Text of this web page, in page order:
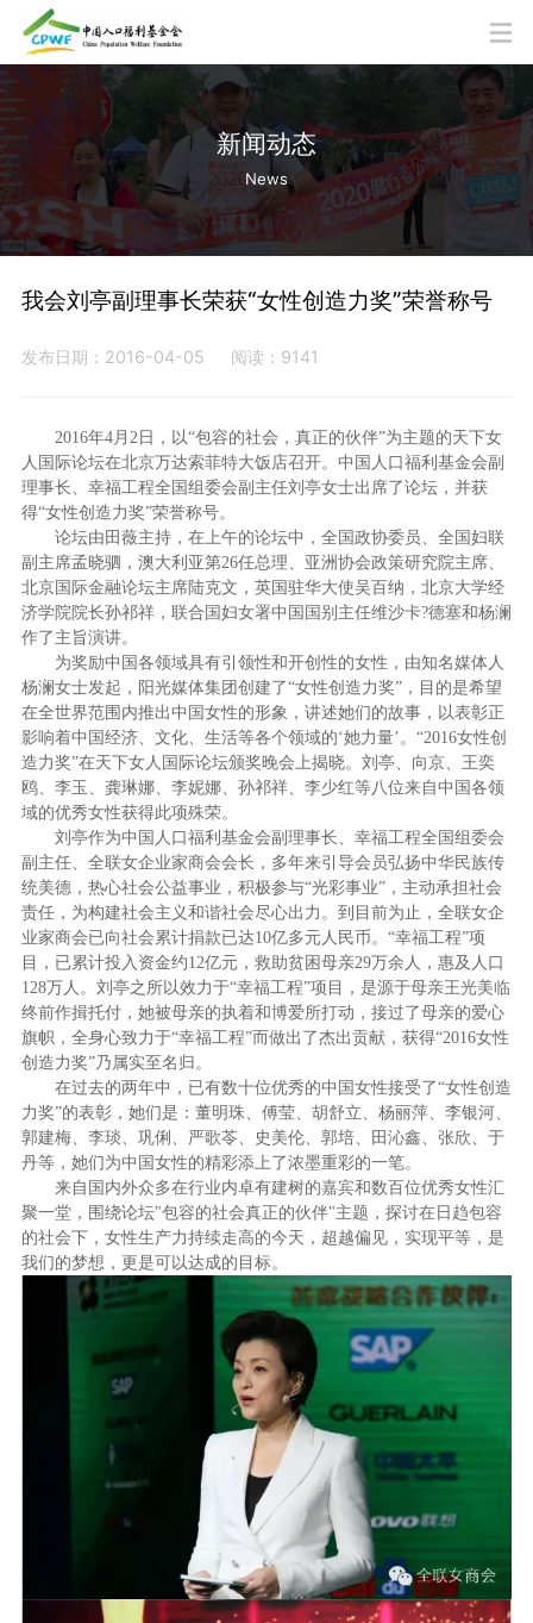
新闻动态
News
我会刘亭副理事长荣获“女性创造力奖”荣誉称号
发布日期：2016-04-05 阅读：9141
2016年4月2日，以“包容的社会，真正的伙伴”为主题的天下女
人国际论坛在北京万达索菲特大饭店召开。中国人口福利基金会副
理事长、幸福工程全国组委会副主任刘亭女士出席了论坛，并获
得“女性创造力奖”荣誉称号。
论坛由田薇主持，在上午的论坛中，全国政协委员、全国妇联
副主席孟晓驷，澳大利亚第26任总理、亚洲协会政策研究院主席、
北京国际金融论坛主席陆克文，英国驻华大使吴百纳，北京大学经
济学院院长孙祁祥，联合国妇女署中国国别主任维沙卡?德塞和杨澜
作了主旨演讲。
为奖励中国各领域具有引领性和开创性的女性，由知名媒体人
杨澜女士发起，阳光媒体集团创建了“女性创造力奖”，目的是希望
在全世界范围内推出中国女性的形象，讲述她们的故事，以表彰正
影响着中国经济、文化、生活等各个领域的‘她力量’。“2016女性创
造力奖”在天下女人国际论坛颁奖晚会上揭晓。刘亭、向京、王奕
鸥、李玉、龚琳娜、李妮娜、孙祁祥、李少红等八位来自中国各领
域的优秀女性获得此项殊荣。
刘亭作为中国人口福利基金会副理事长、幸福工程全国组委会
副主任、全联女企业家商会会长，多年来引导会员弘扬中华民族传
统美德，热心社会公益事业，积极参与“光彩事业”，主动承担社会
责任，为构建社会主义和谐社会尽心出力。到目前为止，全联女企
业家商会已向社会累计捐款已达10亿多元人民币。“幸福工程”项
目，已累计投入资金约12亿元，救助贫困母亲29万余人，惠及人口
128万人。刘亭之所以效力于“幸福工程”项目，是源于母亲王光美临
终前作揖托付，她被母亲的执着和博爱所打动，接过了母亲的爱心
旗帜，全身心致力于“幸福工程”而做出了杰出贡献，获得“2016女性
创造力奖”乃属实至名归。
在过去的两年中，已有数十位优秀的中国女性接受了“女性创造
力奖”的表彰，她们是：董明珠、傅莹、胡舒立、杨丽萍、李银河、
郭建梅、李琰、巩俐、严歌苓、史美伦、郭培、田沁鑫、张欣、于
丹等，她们为中国女性的精彩添上了浓墨重彩的一笔。
来自国内外众多在行业内卓有建树的嘉宾和数百位优秀女性汇
聚一堂，围绕论坛"包容的社会真正的伙伴"主题，探讨在日趋包容
的社会下，女性生产力持续走高的今天，超越偏见，实现平等，是
我们的梦想，更是可以达成的目标。